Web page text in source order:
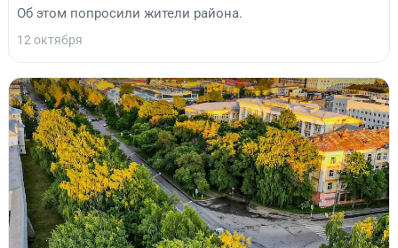
Об этом попросили жители района.
12 октября